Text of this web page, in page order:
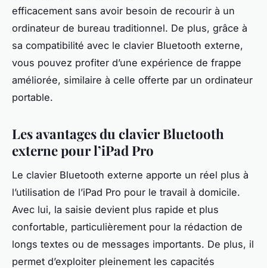
efficacement sans avoir besoin de recourir à un
ordinateur de bureau traditionnel. De plus, grâce à
sa compatibilité avec le clavier Bluetooth externe,
vous pouvez profiter d’une expérience de frappe
améliorée, similaire à celle offerte par un ordinateur
portable.
Les avantages du clavier Bluetooth
externe pour l’iPad Pro
Le clavier Bluetooth externe apporte un réel plus à
l’utilisation de l’iPad Pro pour le travail à domicile.
Avec lui, la saisie devient plus rapide et plus
confortable, particulièrement pour la rédaction de
longs textes ou de messages importants. De plus, il
permet d’exploiter pleinement les capacités